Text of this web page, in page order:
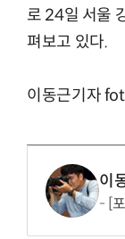
로 24일 서울
펴보고 있다.
이동근기자
이
[